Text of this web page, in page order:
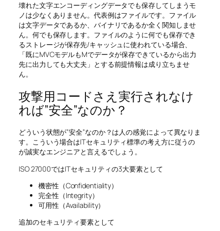
壊れた文字エンコーディングデータでも保存してしまうモ
ノは少なくありません。代表例はファイルです。ファイル
は文字データであるか、バイナリであるか全く関知しませ
ん。何でも保存します。ファイルのように何でも保存でき
るストレージが保存先/キャッシュに使われている場合、
「既にMVCモデルもMでデータが保存できているから出力
先に出力しても大丈夫」とする前提情報は成り立ちませ
ん。
攻撃用コードさえ実行されなけ
れば”安全”なのか？
どういう状態が”安全”なのか？は人の感覚によって異なりま
す。こういう場合はITセキュリティ標準の考え方に従うの
が誠実なエンジニアと言えるでしょう。
ISO 27000ではITセキュリティの3大要素として
機密性（Confidentiality）
完全性（Integrity）
可用性（Availability）
追加のセキュリティ要素として